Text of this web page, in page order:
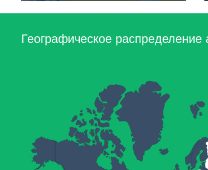
Географическое